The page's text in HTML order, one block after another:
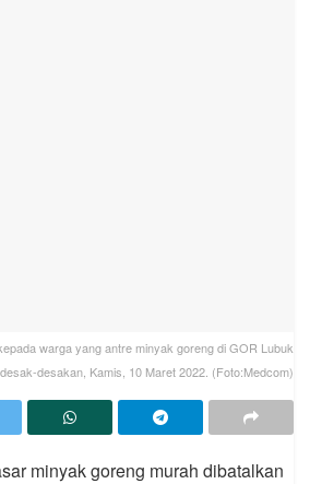
warga yang antre minyak goreng di GOR Lubuk
desakan, Kamis, 10 Maret 2022. (Foto:Medcom)
minyak goreng murah dibatalkan